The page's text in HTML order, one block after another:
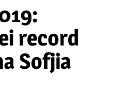
record
Sofjia